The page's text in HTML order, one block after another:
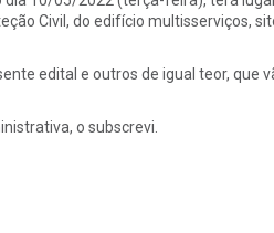
Civil, do edifício multisserviços,
edital e outros de igual teor, que
o subscrevi.